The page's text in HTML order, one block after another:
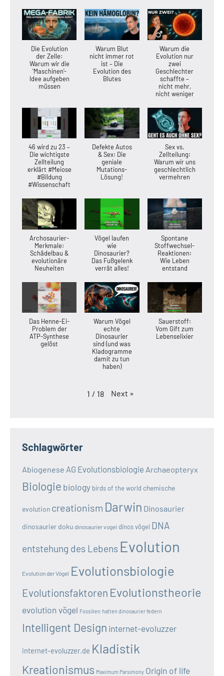
Die Evolution
der Zelle:
Warum wir die
'Maschinen'-
Idee aufgeben
müssen
Warum Blut
nicht immer rot
ist – Die
Evolution des
Blutes
Warum die
Evolution nur
zwei
Geschlechter
schaffte –
nicht mehr,
nicht weniger
46 wird zu 23 –
Die wichtigste
Zellteilung
erklärt #Meiose
#Bildung
#Wissenschaft
Defekte Autos
& Sex: Die
geniale
Mutations-
Lösung!
Sex vs.
Zellteilung:
Warum wir uns
geschlechtlich
vermehren
Archosaurier-
Merkmale:
Schädelbau &
evolutionäre
Neuheiten
Vögel laufen
wie
Dinosaurier?
Das Fußgelenk
verrät alles!
Spontane
Stoffwechsel-
Reaktionen:
Wie Leben
entstand
Das Henne-Ei-
Problem der
ATP-Synthese
gelöst
Warum Vögel
echte
Dinosaurier
sind (und was
Kladogramme
damit zu tun
haben)
Sauerstoff:
Vom Gift zum
Lebenselixier
1 / 18 Next »
Schlagwörter
Abiogenese AG Evolutionsbiologie Archaeopteryx
Biologie biology birds of the world chemische
evolution creationism Darwin Dinosaurier
dinosaurier doku dinosaurier vogel dinos vögel DNA
entstehung des Lebens Evolution
Evolution der Vögel Evolutionsbiologie
Evolutionsfaktoren Evolutionstheorie
evolution vögel Fossilien hatten dinosaurier federn
Intelligent Design internet-evoluzzer
internet-evoluzzer.de Kladistik
Kreationismus Maximum Parsimony Origin of life